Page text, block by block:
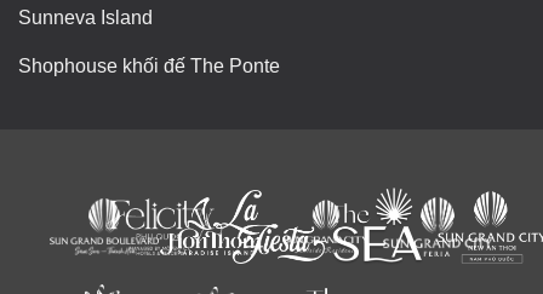
Sunneva Island
Shophouse khối đế The Ponte